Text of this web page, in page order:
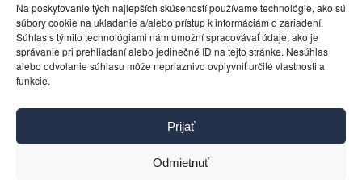
Na poskytovanie tých najlepších skúseností používame technológie, ako sú
súbory cookie na ukladanie a/alebo prístup k informáciám o zariadení.
Súhlas s týmito technológiami nám umožní spracovávať údaje, ako je
správanie pri prehliadaní alebo jedinečné ID na tejto stránke. Nesúhlas
alebo odvolanie súhlasu môže nepriaznivo ovplyvniť určité vlastnosti a
funkcie.
Prijať
Odmietnuť
Kontakt
Pravidlá používania